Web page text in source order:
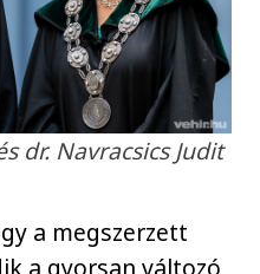
dr. Navracsics Judit
a megszerzett
a gyorsan változó